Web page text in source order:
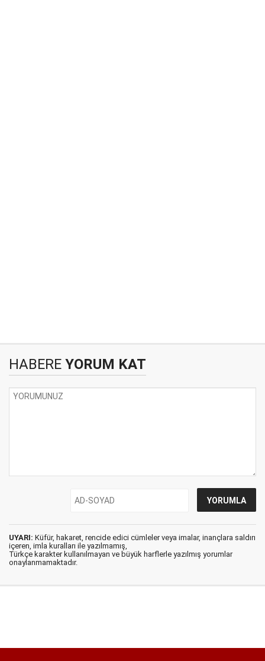
HABERE YORUM KAT
UYARI: Küfür, hakaret, rencide edici cümleler veya imalar, inançlara saldırı
içeren, imla kuralları ile yazılmamış,
Türkçe karakter kullanılmayan ve büyük harflerle yazılmış yorumlar
onaylanmamaktadır.